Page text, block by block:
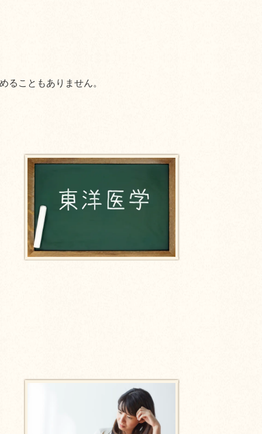
ることもありません。